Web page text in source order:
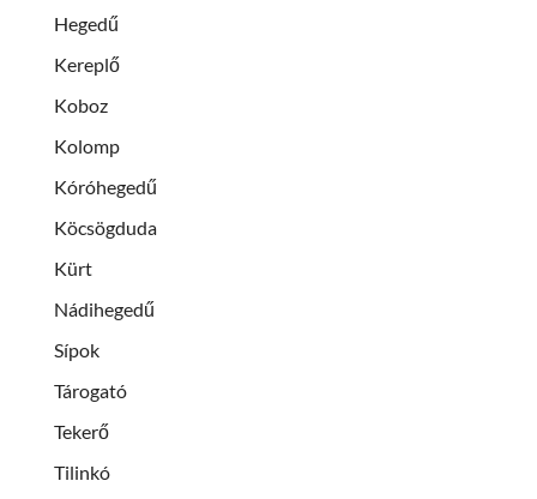
Hegedű
Kereplő
Koboz
Kolomp
Kóróhegedű
Köcsögduda
Kürt
Nádihegedű
Sípok
Tárogató
Tekerő
Tilinkó